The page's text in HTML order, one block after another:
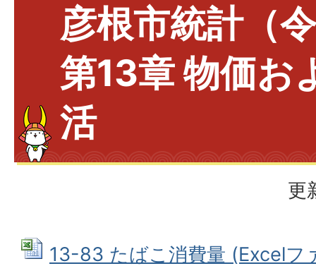
彦根市統計（
第13章 物価お
活
更
13-83 たばこ消費量 (Excelフ